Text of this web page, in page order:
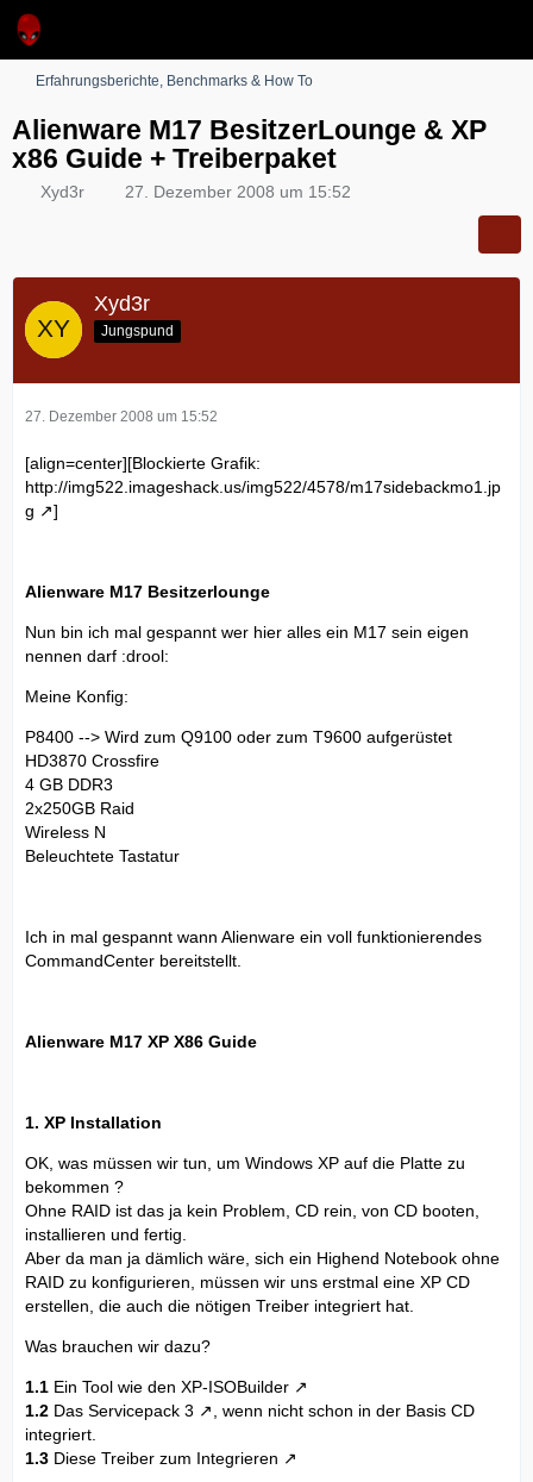
Erfahrungsberichte, Benchmarks & How To
Alienware M17 BesitzerLounge & XP
x86 Guide + Treiberpaket
Xyd3r 27. Dezember 2008 um 15:52
Xyd3r
Jungspund
27. Dezember 2008 um 15:52
[align=center][Blockierte Grafik:
http://img522.imageshack.us/img522/4578/m17sidebackmo1.jp
g
]
Alienware M17 Besitzerlounge
Nun bin ich mal gespannt wer hier alles ein M17 sein eigen
nennen darf :drool:
Meine Konfig:
P8400 --> Wird zum Q9100 oder zum T9600 aufgerüstet
HD3870 Crossfire
4 GB DDR3
2x250GB Raid
Wireless N
Beleuchtete Tastatur
Ich in mal gespannt wann Alienware ein voll funktionierendes
CommandCenter bereitstellt.
Alienware M17 XP X86 Guide
1. XP Installation
OK, was müssen wir tun, um Windows XP auf die Platte zu
bekommen ?
Ohne RAID ist das ja kein Problem, CD rein, von CD booten,
installieren und fertig.
Aber da man ja dämlich wäre, sich ein Highend Notebook ohne
RAID zu konfigurieren, müssen wir uns erstmal eine XP CD
erstellen, die auch die nötigen Treiber integriert hat.
Was brauchen wir dazu?
1.1 Ein Tool wie den XP-ISOBuilder
1.2 Das Servicepack 3
, wenn nicht schon in der Basis CD
integriert.
1.3 Diese Treiber zum Integrieren